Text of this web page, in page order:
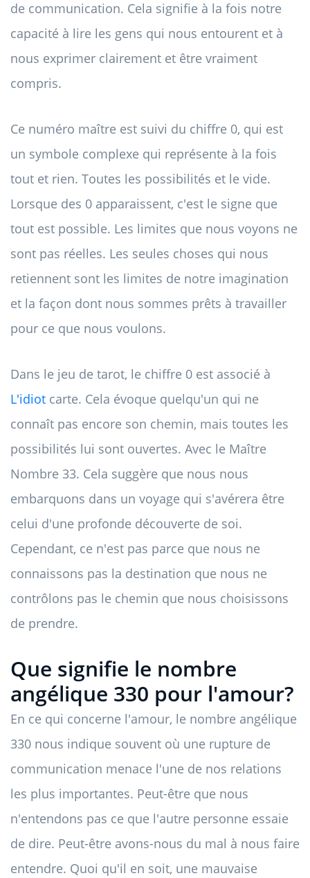
de communication. Cela signifie à la fois notre
capacité à lire les gens qui nous entourent et à
nous exprimer clairement et être vraiment
compris.
Ce numéro maître est suivi du chiffre 0, qui est
un symbole complexe qui représente à la fois
tout et rien. Toutes les possibilités et le vide.
Lorsque des 0 apparaissent, c'est le signe que
tout est possible. Les limites que nous voyons ne
sont pas réelles. Les seules choses qui nous
retiennent sont les limites de notre imagination
et la façon dont nous sommes prêts à travailler
pour ce que nous voulons.
Dans le jeu de tarot, le chiffre 0 est associé à
L'idiot carte. Cela évoque quelqu'un qui ne
connaît pas encore son chemin, mais toutes les
possibilités lui sont ouvertes. Avec le Maître
Nombre 33. Cela suggère que nous nous
embarquons dans un voyage qui s'avérera être
celui d'une profonde découverte de soi.
Cependant, ce n'est pas parce que nous ne
connaissons pas la destination que nous ne
contrôlons pas le chemin que nous choisissons
de prendre.
Que signifie le nombre
angélique 330 pour l'amour?
En ce qui concerne l'amour, le nombre angélique
330 nous indique souvent où une rupture de
communication menace l'une de nos relations
les plus importantes. Peut-être que nous
n'entendons pas ce que l'autre personne essaie
de dire. Peut-être avons-nous du mal à nous faire
entendre. Quoi qu'il en soit, une mauvaise